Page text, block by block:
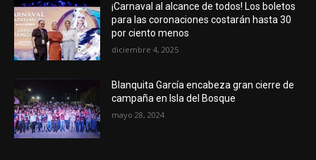
¡Carnaval al alcance de todos! Los boletos
para las coronaciones costarán hasta 30
por ciento menos
diciembre 4, 2025
Blanquita García encabeza gran cierre de
campaña en Isla del Bosque
mayo 28, 2024